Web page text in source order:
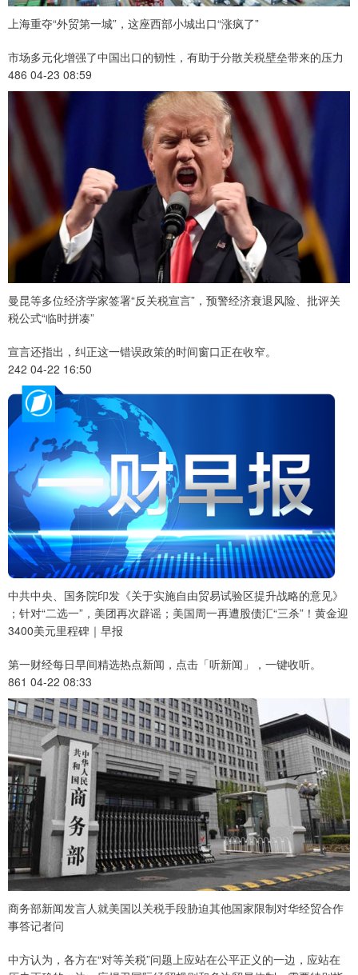
上海重夺“外贸第一城”，这座西部小城出口“涨疯了”
市场多元化增强了中国出口的韧性，有助于分散关税壁垒带来的压力
486 04-23 08:59
曼昆等多位经济学家签署“反关税宣言”，预警经济衰退风险、批评关
税公式“临时拼凑”
宣言还指出，纠正这一错误政策的时间窗口正在收窄。
242 04-22 16:50
中共中央、国务院印发《关于实施自由贸易试验区提升战略的意见》
；针对“二选一”，美团再次辟谣；美国周一再遭股债汇“三杀”！黄金迎
3400美元里程碑｜早报
第一财经每日早间精选热点新闻，点击「听新闻」，一键收听。
861 04-22 08:33
商务部新闻发言人就美国以关税手段胁迫其他国家限制对华经贸合作
事答记者问
中方认为，各方在“对等关税”问题上应站在公平正义的一边，应站在